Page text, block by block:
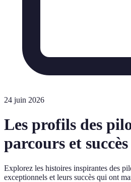
24 juin 2026
Les profils des
parcours et succès
Explorez les histoires inspirantes des
exceptionnels et leurs succès qui ont